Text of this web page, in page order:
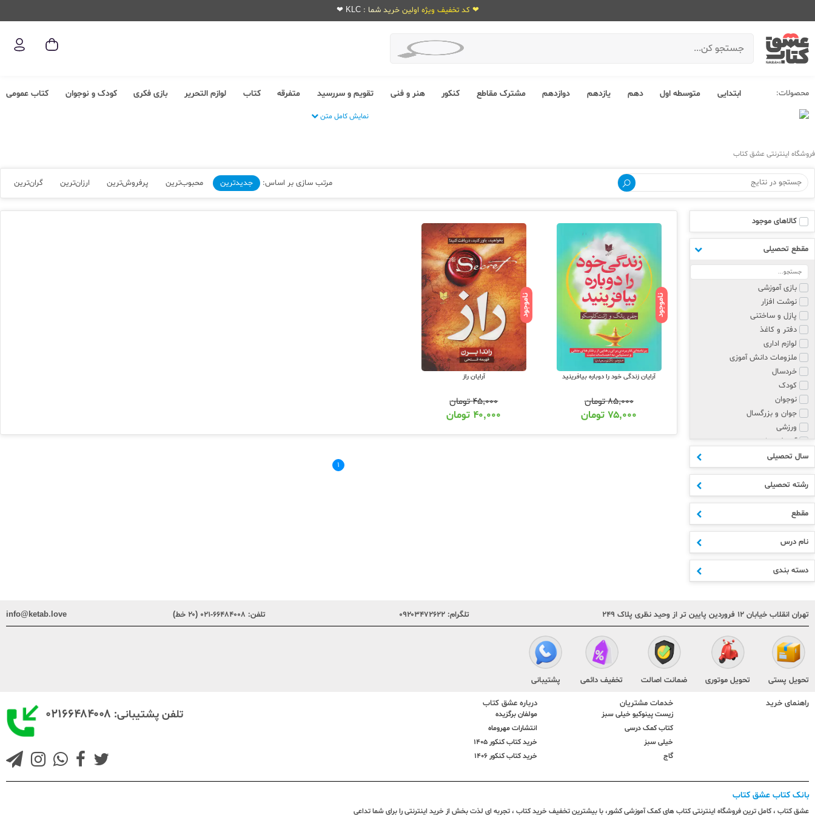
❤ کد تخفیف ویژه اولین خرید شما : KLC ❤
محصولات: ابتدایی متوسطه اول دهم یازدهم دوازدهم مشترک مقاطع کنکور هنر و فنی تقویم و سررسید متفرقه کتاب لوازم التحریر بازی فکری کودک و نوجوان کتاب عمومی
نمایش کامل متن
فروشگاه اینترنتی عشق کتاب
مرتب سازی بر اساس: جدیدترین محبوب‌ترین پرفروش‌ترین ارزان‌ترین گران‌ترین
کالاهای موجود
مقطع تحصیلی
بازی آموزشی
نوشت افزار
پازل و ساختنی
دفتر و کاغذ
لوازم اداری
ملزومات دانش آموزی
خردسال
کودک
نوجوان
جوان و بزرگسال
ورزشی
آموزش زبان
پزشکی و روانشناسی
مذهبی
هنر
علوم انسانی
ادبیات
اکسسوری
ابتدایی
متوسطه اول
دهم
یازدهم
هنر و فنی
تقویم و سررسید
کودک و نوجوان
متفرقه
سال تحصیلی
رشته تحصیلی
مقطع
نام درس
دسته بندی
ناموجود
آرایان زندگی خود را دوباره بیافرینید
۸۵,۰۰۰تومان
۷۵,۰۰۰تومان
ناموجود
آرایان راز
۴۵,۰۰۰تومان
۴۰,۰۰۰ تومان
۱
تهران انقلاب خیابان ۱۲ فروردین پایین تر از وحید نظری پلاک ۲۴۹ تلگرام: ۰۹۲۰۳۴۷۲۶۲۲ تلفن: ۶۶۴۸۴۰۰۸-۰۲۱ (۲۰ خط) info@ketab.love
تحویل پستی تحویل موتوری ضمانت اصالت تخفیف دائمی پشتیبانی
راهنمای خرید خدمات مشتریان
زیست پینوکیو خیلی سبز
کتاب کمک درسی
خیلی سبز
گاج
درباره عشق کتاب
مولفان برگزیده
انتشارات مهروماه
خرید کتاب کنکور 1405
خرید کتاب کنکور 1406
تلفن پشتیبانی: ۰۲۱۶۶۴۸۴۰۰۸
بانک کتاب عشق کتاب
عشق کتاب ، کامل ترین فروشگاه اینترنتی کتاب های کمک آموزشی کشور، با بیشترین تخفیف خرید کتاب ، تجربه ای لذت بخش از خرید اینترنتی را برای شما تداعی